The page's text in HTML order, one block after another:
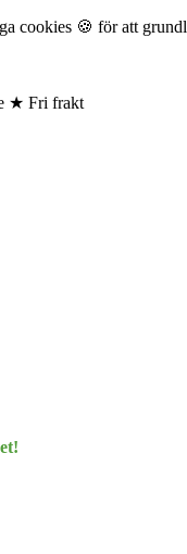
cookies 🍪 för att
★ Fri frakt